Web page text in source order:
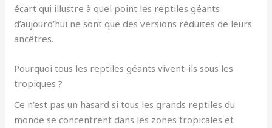
écart qui illustre à quel point les reptiles géants
d’aujourd’hui ne sont que des versions réduites de leurs
ancêtres.
Pourquoi tous les reptiles géants vivent-ils sous les
tropiques ?
Ce n’est pas un hasard si tous les grands reptiles du
monde se concentrent dans les zones tropicales et